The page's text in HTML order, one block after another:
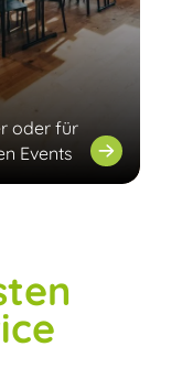
oder für
Events